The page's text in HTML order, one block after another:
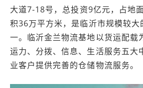
大道7-18号，总投资9亿元，占地
积36万平方米，是临沂市规模较大
一。临沂金兰物流基地以货运配载
运力、分拨、信息、生活服务五大
业客户提供完善的仓储物流服务。